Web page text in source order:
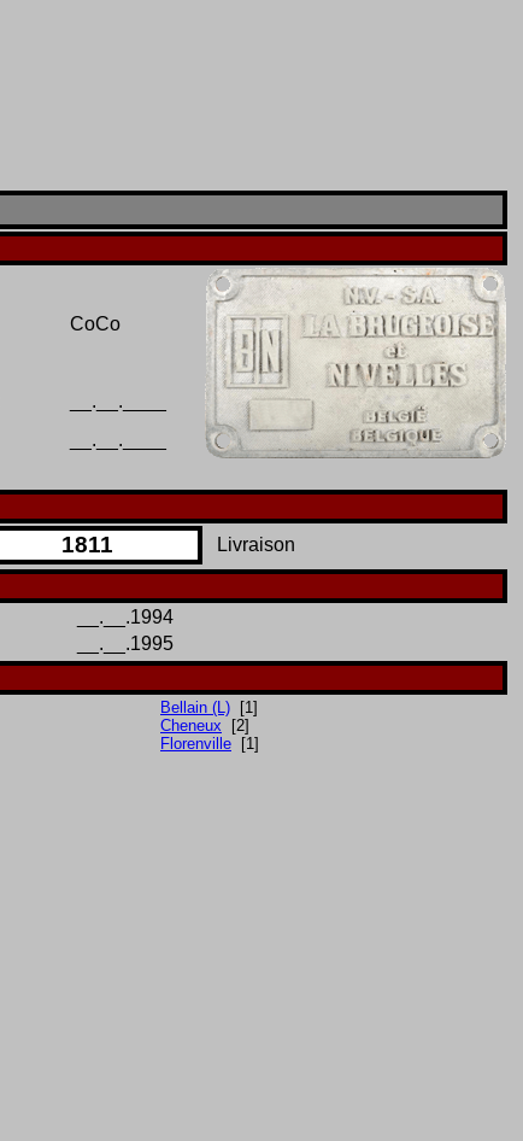
CoCo
__.__.____
__.__.____
1811
Livraison
__.__.1994
__.__.1995
Bellain (L) [1]
Cheneux [2]
Florenville [1]